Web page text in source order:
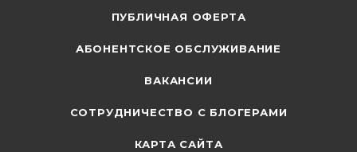
ПУБЛИЧНАЯ ОФЕРТА
АБОНЕНТСКОЕ ОБСЛУЖИВАНИЕ
ВАКАНСИИ
СОТРУДНИЧЕСТВО С БЛОГЕРАМИ
КАРТА САЙТА